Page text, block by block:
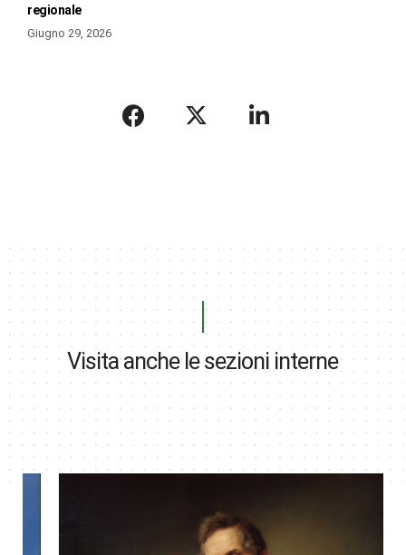
regionale
Giugno 29, 2026
Visita anche le sezioni interne